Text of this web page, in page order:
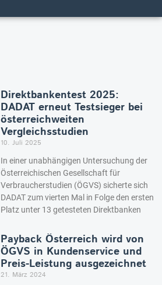
Direktbankentest 2025:
DADAT erneut Testsieger bei
österreichweiten
Vergleichsstudien
10. Juli 2025
In einer unabhängigen Untersuchung der
Österreichischen Gesellschaft für
Verbraucherstudien (ÖGVS) sicherte sich
DADAT zum vierten Mal in Folge den ersten
Platz unter 13 getesteten Direktbanken
Payback Österreich wird von
ÖGVS in Kundenservice und
Preis-Leistung ausgezeichnet
21. März 2024